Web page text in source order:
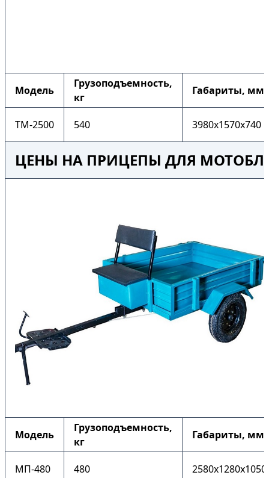
Модель
Грузоподъемность,
кг
Габариты, мм
ТМ-2500 540 3980x1570x740
ЦЕНЫ НА ПРИЦЕПЫ ДЛЯ
Модель
Грузоподъемность,
кг
Габариты, мм
МП-480 480 2580x1280x1050